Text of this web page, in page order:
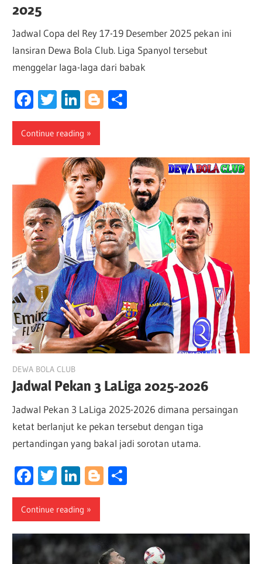
2025
Jadwal Copa del Rey 17-19 Desember 2025 pekan ini
lansiran Dewa Bola Club. Liga Spanyol tersebut
menggelar laga-laga dari babak
Facebook
Twitter
LinkedIn
Blogger
Continue reading
August 28, 2025
DEWA BOLA CLUB
Jadwal Pekan 3 LaLiga 2025-2026
Jadwal Pekan 3 LaLiga 2025-2026 dimana persaingan
ketat berlanjut ke pekan tersebut dengan tiga
pertandingan yang bakal jadi sorotan utama.
Facebook
Twitter
LinkedIn
Blogger
Continue reading